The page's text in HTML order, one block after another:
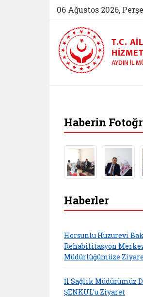
06 Ağustos 2026,
T.C.
AYDIN İL
Haberin
Haberler
Horsunlu Huzurevi
Rehabilitasyon
Müdürlüğümüze
İl Sağlık Müdürümüz
ŞENKUL’u Ziyaret